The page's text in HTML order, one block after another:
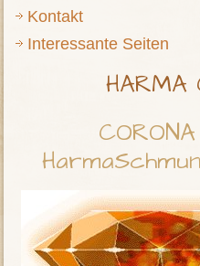
Kontakt
Interessante Seiten